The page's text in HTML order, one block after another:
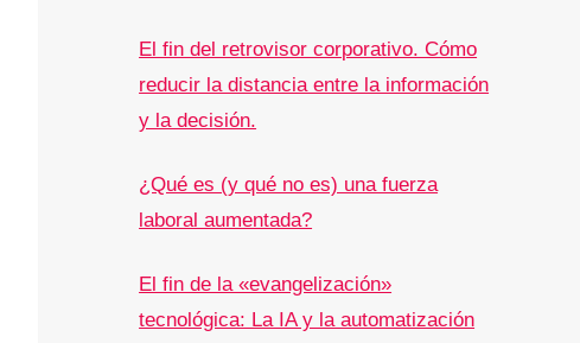
El fin del retrovisor corporativo. Cómo
reducir la distancia entre la información
y la decisión.
¿Qué es (y qué no es) una fuerza
laboral aumentada?
El fin de la «evangelización»
tecnológica: La IA y la automatización